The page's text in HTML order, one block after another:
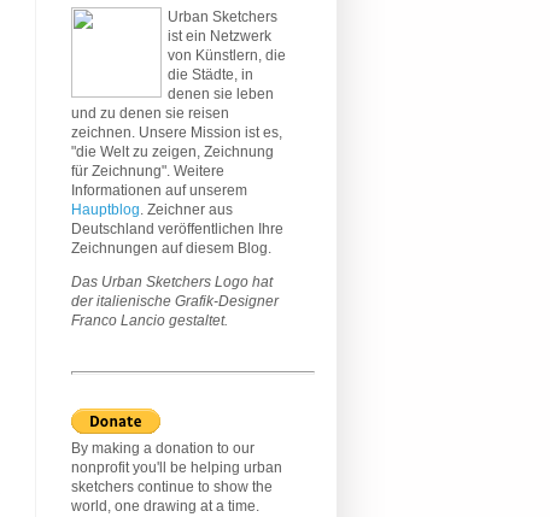
Urban Sketchers
ist ein Netzwerk
von Künstlern, die
die Städte, in
denen sie leben
und zu denen sie reisen
zeichnen. Unsere Mission ist es,
"die Welt zu zeigen, Zeichnung
für Zeichnung". Weitere
Informationen auf unserem
Hauptblog. Zeichner aus
Deutschland veröffentlichen Ihre
Zeichnungen auf diesem Blog.
Das Urban Sketchers Logo hat
der italienische Grafik-Designer
Franco Lancio gestaltet.
By making a donation to our
nonprofit you'll be helping urban
sketchers continue to show the
world, one drawing at a time.